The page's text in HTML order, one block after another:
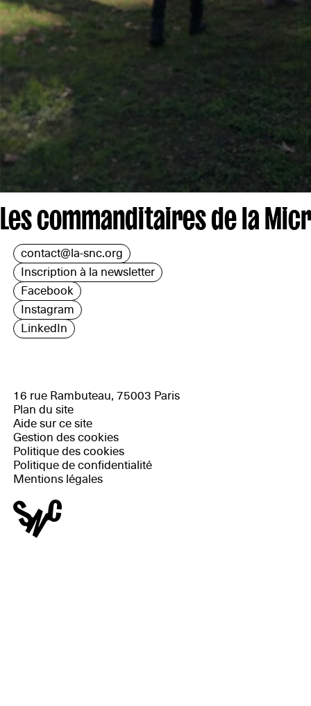
Les commanditaires de la
contact@la-snc.org
Inscription à la newsletter
Facebook
Instagram
LinkedIn
16 rue Rambuteau, 75003 Paris
Plan du site
Aide sur ce site
Gestion des cookies
Politique des cookies
Politique de confidentialité
Mentions légales